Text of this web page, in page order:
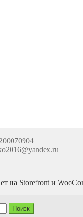
на Storefront и
Поиск